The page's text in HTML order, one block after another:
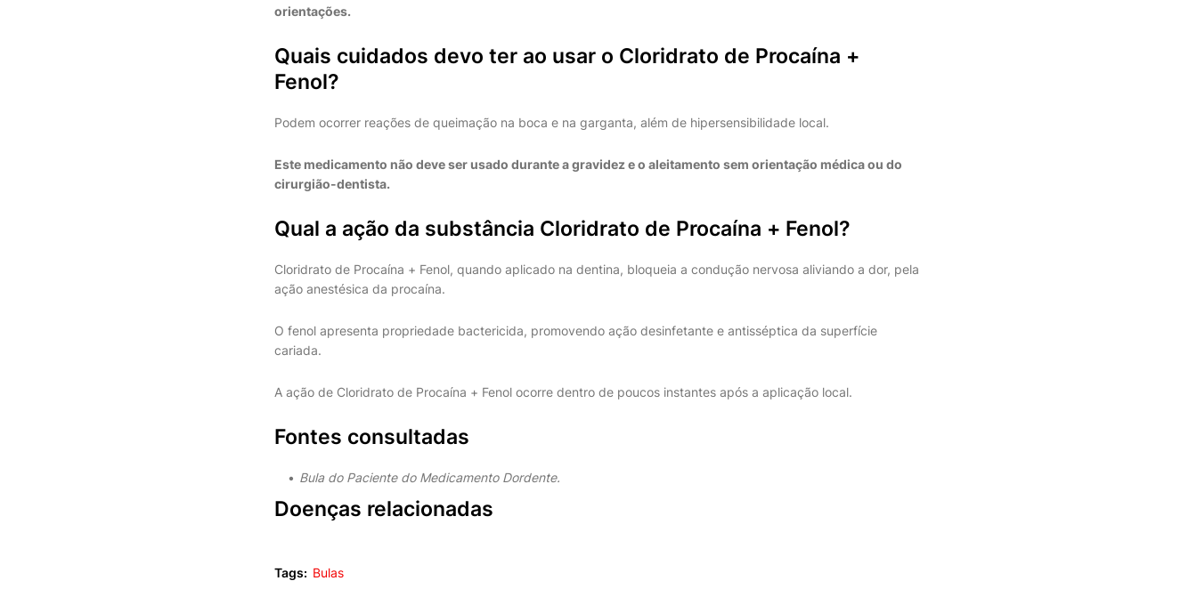
orientações.
Quais cuidados devo ter ao usar o Cloridrato de Procaína +
Fenol?
Podem ocorrer reações de queimação na boca e na garganta, além de hipersensibilidade local.
Este medicamento não deve ser usado durante a gravidez e o aleitamento sem orientação médica ou do
cirurgião-dentista.
Qual a ação da substância Cloridrato de Procaína + Fenol?
Cloridrato de Procaína + Fenol, quando aplicado na dentina, bloqueia a condução nervosa aliviando a dor, pela
ação anestésica da procaína.
O fenol apresenta propriedade bactericida, promovendo ação desinfetante e antisséptica da superfície
cariada.
A ação de Cloridrato de Procaína + Fenol ocorre dentro de poucos instantes após a aplicação local.
Fontes consultadas
Bula do Paciente do Medicamento Dordente.
Doenças relacionadas
Tags: Bulas